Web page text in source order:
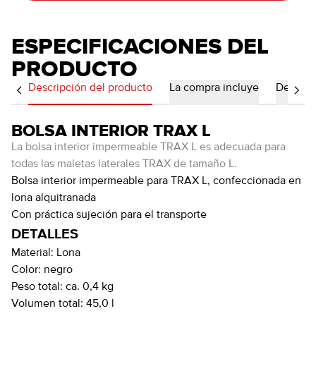
ESPECIFICACIONES DEL
PRODUCTO
Descripción del producto La compra incluye Detalles
BOLSA INTERIOR TRAX L
La bolsa interior impermeable TRAX L es adecuada para
todas las maletas laterales TRAX de tamaño L.
Bolsa interior impermeable para TRAX L, confeccionada en
lona alquitranada
Con práctica sujeción para el transporte
DETALLES
Material: Lona
Color: negro
Peso total: ca. 0,4 kg
Volumen total: 45,0 l